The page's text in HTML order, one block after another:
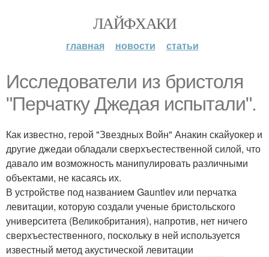
ЛАЙФХАКИ
главная новости статьи
Исследователи из бристоля
"Перчатку Джедая испытали".
Как известно, герой "Звездных Войн" Анакин скайуокер и
другие джедаи обладали сверхъестественной силой, что
давало им возможность манипулировать различными
объектами, не касаясь их.
В устройстве под названием Gauntlev или перчатка
левитации, которую создали ученые бристольского
университета (Великобритания), напротив, нет ничего
сверхъестественного, поскольку в ней используется
известный метод акустической левитации